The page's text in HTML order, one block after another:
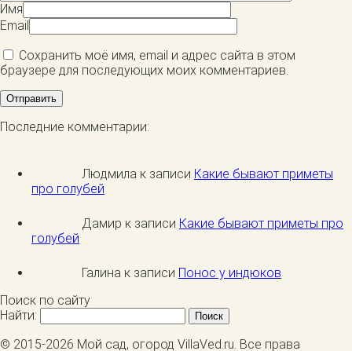
Имя
Email
Сохранить моё имя, email и адрес сайта в этом
браузере для последующих моих комментариев.
Последние комментарии:
Людмила к записи Какие бывают приметы
про голубей
Дамир к записи Какие бывают приметы про
голубей
Галина к записи Понос у индюков
Поиск по сайту
Найти:
© 2015-2026 Мой сад, огород VillaVed.ru. Все права